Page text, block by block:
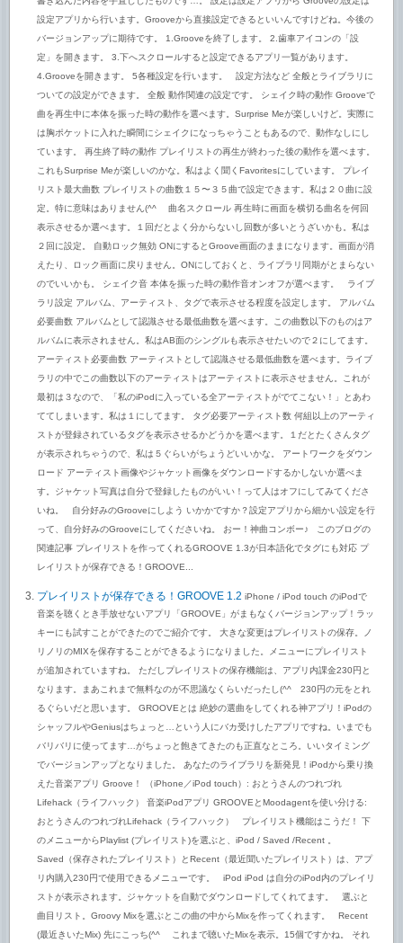
設定アプリから行います。Grooveから直接設定できるといいんですけどね。今後の
バージョンアップに期待です。 1.Grooveを終了します。 2.歯車アイコンの「設
定」を開きます。 3.下へスクロールすると設定できるアプリ一覧があります。
4.Grooveを開きます。 5各種設定を行います。 設定方法など 全般とライブラリに
ついての設定ができます。 全般 動作関連の設定です。 シェイク時の動作 Grooveで
曲を再生中に本体を振った時の動作を選べます。Surprise Meが楽しいけど。実際に
は胸ポケットに入れた瞬間にシェイクになっちゃうこともあるので、動作なしにし
ています。 再生終了時の動作 プレイリストの再生が終わった後の動作を選べます。
これもSurprise Meが楽しいのかな。私はよく聞くFavoritesにしています。 プレイ
リスト最大曲数 プレイリストの曲数１５〜３５曲で設定できます。私は２０曲に設
定。特に意味はありません(^^ゞ 曲名スクロール 再生時に画面を横切る曲名を何回
表示させるか選べます。１回だとよく分からないし回数が多いとうざいかも。私は
２回に設定。 自動ロック無効 ONにするとGroove画面のままになります。画面が消
えたり、ロック画面に戻りません。ONにしておくと、ライブラリ同期がとまらない
のでいいかも。 シェイク音 本体を振った時の動作音オンオフが選べます。 ライブ
ラリ設定 アルバム、アーティスト、タグで表示させる程度を設定します。 アルバム
必要曲数 アルバムとして認識させる最低曲数を選べます。この曲数以下のものはア
ルバムに表示されません。私はAB面のシングルも表示させたいので２にしてます。
アーティスト必要曲数 アーティストとして認識させる最低曲数を選べます。ライブ
ラリの中でこの曲数以下のアーティストはアーティストに表示させません。これが
最初は３なので、「私のiPodに入っている全アーティストがでてこない！」とあわ
ててしまいます。私は１にしてます。 タグ必要アーティスト数 何組以上のアーティ
ストが登録されているタグを表示させるかどうかを選べます。１だとたくさんタグ
が表示されちゃうので、私は５ぐらいがちょうどいいかな。 アートワークをダウン
ロード アーティスト画像やジャケット画像をダウンロードするかしないか選べま
す。ジャケット写真は自分で登録したものがいい！って人はオフにしてみてくださ
いね。 自分好みのGrooveにしよう いかかですか？設定アプリから細かい設定を行
って、自分好みのGrooveにしてくださいね。 おー！神曲コンボー♪ このブログの
関連記事 プレイリストを作ってくれるGROOVE 1.3が日本語化でタグにも対応 プ
レイリストが保存できる！GROOVE...
プレイリストが保存できる！GROOVE 1.2 iPhone / iPod touch のiPodで
音楽を聴くとき手放せないアプリ「GROOVE」がまもなくバージョンアップ！ラッ
キーにも試すことができたのでご紹介です。 大きな変更はプレイリストの保存。ノ
リノリのMIXを保存することができるようになりました。メニューにプレイリスト
が追加されていますね。 ただしプレイリストの保存機能は、アプリ内課金230円と
なります。まあこれまで無料なのが不思議なくらいだったし(^^ゞ230円の元をとれ
るぐらいだと思います。 GROOVEとは 絶妙の選曲をしてくれる神アプリ！iPodの
シャッフルやGeniusはちょっと…という人にバカ受けしたアプリですね。いまでも
バリバリに使ってます…がちょっと飽きてきたのも正直なところ。いいタイミング
でバージョンアップとなりました。 あなたのライブラリを新発見！iPodから乗り換
えた音楽アプリ Groove！ （iPhone／iPod touch）: おとうさんのつれづれ
Lifehack（ライフハック） 音楽iPodアプリ GROOVEとMoodagentを使い分ける:
おとうさんのつれづれLifehack（ライフハック） プレイリスト機能はこうだ！ 下
のメニューからPlaylist (プレイリスト)を選ぶと、iPod / Saved /Recent 。
Saved（保存されたプレイリスト）とRecent（最近聞いたプレイリスト）は、アプ
リ内購入230円で使用できるメニューです。 iPod iPod は自分のiPod内のプレイリ
ストが表示されます。ジャケットを自動でダウンロードしてくれてます。 選ぶと
曲目リスト。Groovy Mixを選ぶとこの曲の中からMixを作ってくれます。 Recent
(最近きいたMix) 先にこっち(^^ゞ これまで聴いたMixを表示。15個ですかね。 それ